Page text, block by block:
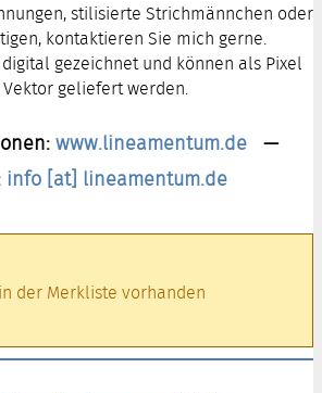
stilisierte Strichmännchen oder
kontaktieren Sie mich gerne.
gezeichnet und können als Pixel
geliefert werden.
www.lineamentum.de —
info [at] lineamentum.de
der Merkliste vorhanden